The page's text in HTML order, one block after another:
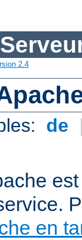
2.4
de
en